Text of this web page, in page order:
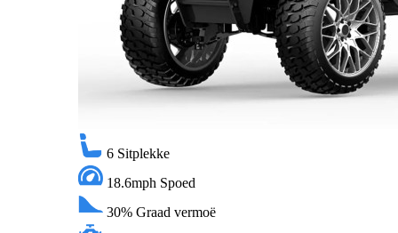
6 Sitplekke
18.6mph Spoed
30% Graad vermoë